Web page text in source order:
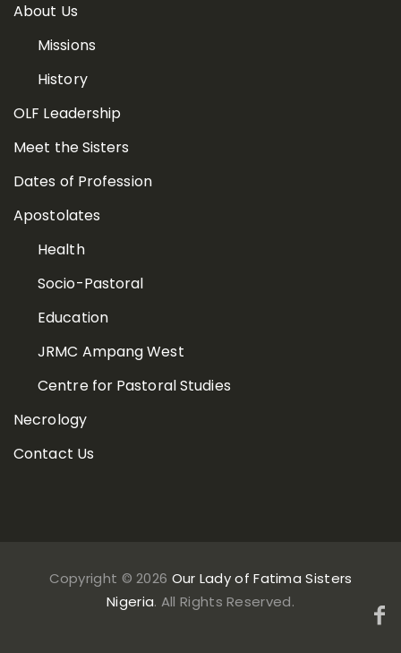
About Us
Missions
History
OLF Leadership
Meet the Sisters
Dates of Profession
Apostolates
Health
Socio-Pastoral
Education
JRMC Ampang West
Centre for Pastoral Studies
Necrology
Contact Us
Copyright ©2026 Our Lady of Fatima Sisters
Nigeria. All Rights Reserved.